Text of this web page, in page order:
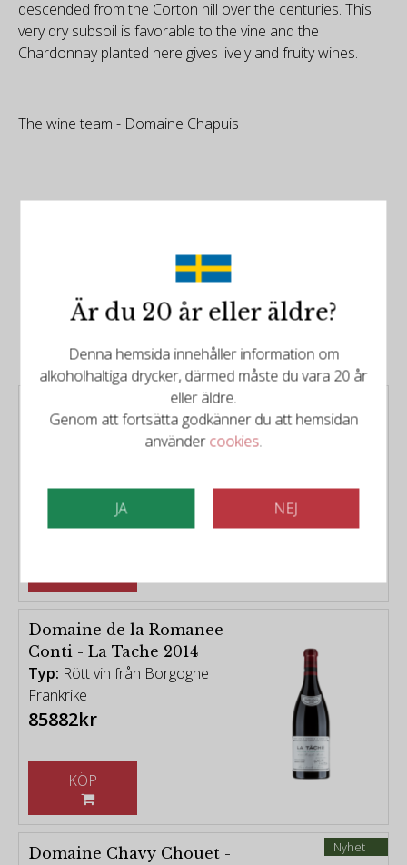
descended from the Corton hill over the centuries. This
very dry subsoil is favorable to the vine and the
Chardonnay planted here gives lively and fruity wines.
The wine team - Domaine Chapuis
Det finns mer att upptäcka
Relaterade produkter
Domaine de Bellene -
Bourgogne Pinot Noir
Maison Dieu 2022
449kr
Domaine de la Romanee-
Conti - La Tache 2014
Typ: Rött vin från Borgogne
Frankrike
85882kr
Nyhet
Domaine Chavy Chouet -
Är du 20 år eller äldre?
Denna hemsida innehåller information om
alkoholhaltiga drycker, därmed måste du vara 20 år
eller äldre.
Genom att fortsätta godkänner du att hemsidan
användercookies.
JA NEJ